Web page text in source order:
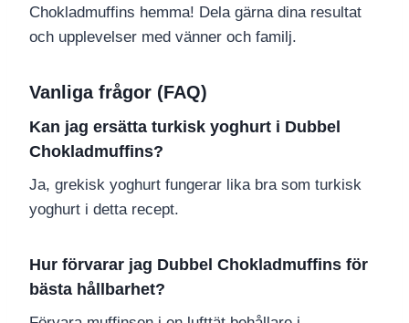
Chokladmuffins hemma! Dela gärna dina resultat
och upplevelser med vänner och familj.
Vanliga frågor (FAQ)
Kan jag ersätta turkisk yoghurt i Dubbel
Chokladmuffins?
Ja, grekisk yoghurt fungerar lika bra som turkisk
yoghurt i detta recept.
Hur förvarar jag Dubbel Chokladmuffins för
bästa hållbarhet?